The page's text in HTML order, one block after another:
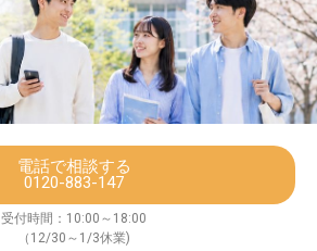
電話で相談する
0120-883-147
受付時間：10:00～18:00
（12/30～1/3休業)